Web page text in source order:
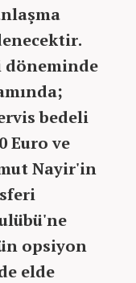
döneminde
bedeli
Euro ve
Nayir'in
opsiyon
elde